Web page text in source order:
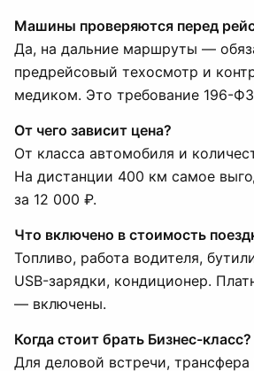
Машины проверяются перед
Да, на дальние маршруты —
предрейсовый техосмотр и
медиком. Это требование 196-
От чего зависит цена?
От класса автомобиля и
На дистанции 400 км самое
за 12 000 ₽.
Что включено в стоимость
Топливо, работа водителя,
USB-зарядки, кондиционер.
— включены.
Когда стоит брать Бизнес-класс?
Для деловой встречи, трансфера